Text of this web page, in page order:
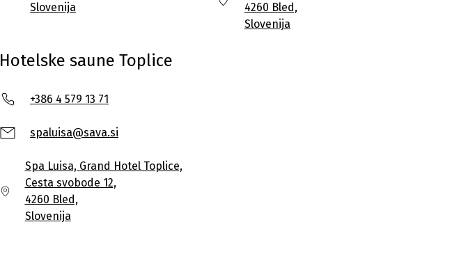
Slovenija
4260 Bled,
Slovenija
Hotelske saune Toplice
+386 4 579 13 71
spaluisa@sava.si
Spa Luisa, Grand Hotel Toplice,
Cesta svobode 12,
4260 Bled,
Slovenija